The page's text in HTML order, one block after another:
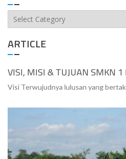
Categories
ARTICLE
VISI, MISI & TUJUAN SMKN 1
Visi Terwujudnya lulusan yang